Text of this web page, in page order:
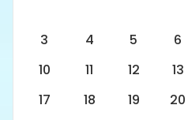
3
4 5 6
10
11 12 13
17
18 19 20